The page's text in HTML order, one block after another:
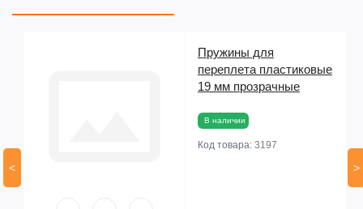
<
Пружины для
переплета пластиковые
19 мм прозрачные
В наличии
Код товара: 3197
>